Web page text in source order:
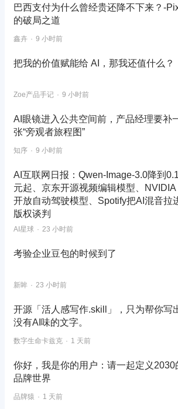
巴西支付为什么曾经贵还降不下来？-
的破局之道
鑫卉 9 小时前
把我的价值赋能给 AI，那我还值什么？
Zoe产品手记 9 小时前
AI眼镜进入公共空间前，产品经理要补
张“旁观者旅程图”
知序 9 小时前
AI互联网日报：Qwen-Image-3.0降到
元起、京东开源视频编辑模型、NVIDIA
开放自动驾驶模型、Spotify把AI混音拉
版权谈判
AI星球 23 小时前
考验企业豆包的时候到了
新眸 23 小时前
开源「活人感写作.skill」，只为帮你写
没有AI味的文字。
数字生命卡兹克 1 天前
你好，我是你的用户：请一起定义2030
品牌世界
品牌猿 1 天前